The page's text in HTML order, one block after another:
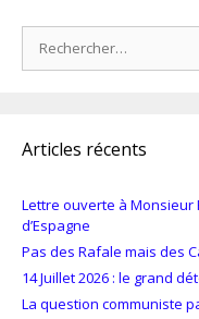
Articles récents
Lettre ouverte à Monsieur
d’Espagne
Pas des Rafale mais des
14 Juillet 2026 : le grand
La question communiste